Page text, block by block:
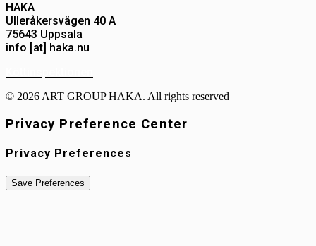
HAKA
Ulleråkersvägen 40 A
75643 Uppsala
info [at] haka.nu
© 2026 ART GROUP HAKA. All rights reserved
Privacy Preference Center
Privacy Preferences